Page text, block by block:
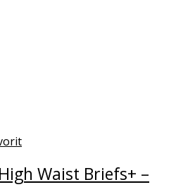
Waist Briefs+ –